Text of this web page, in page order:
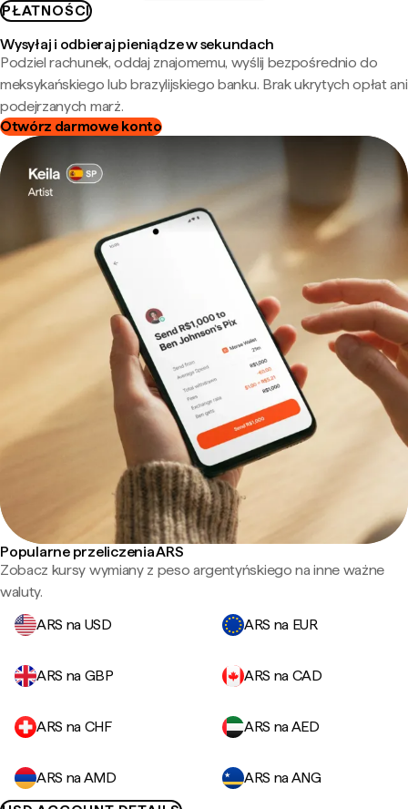
PŁATNOŚCI
Wysyłaj i odbieraj pieniądze w sekundach
Podziel rachunek, oddaj znajomemu, wyślij bezpośrednio do
meksykańskiego lub brazylijskiego banku. Brak ukrytych opłat ani
podejrzanych marż.
Otwórz darmowe konto
Popularne przeliczenia ARS
Zobacz kursy wymiany z peso argentyńskiego na inne ważne
waluty.
ARS na USD
ARS na EUR
ARS na GBP ARS na CAD
ARS na CHF ARS na AED
ARS na AMD
ARS na ANG